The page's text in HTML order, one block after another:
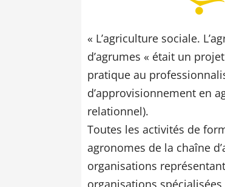
« L’agriculture sociale.
d’agrumes « était un
pratique au
d’approvisionnement en
relationnel).
Toutes les activités de
agronomes de la chaîne
organisations
organisations